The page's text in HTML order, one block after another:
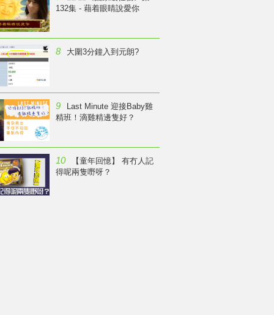
132集 - 藉着眼睛說愛你
8 大圍3分鐘入到元朗?
9
Last Minute 迎接Baby雞
精班！滴雞精邊隻好？
10
【童年回憶】 有冇人記
得呢兩隻嘢呀？